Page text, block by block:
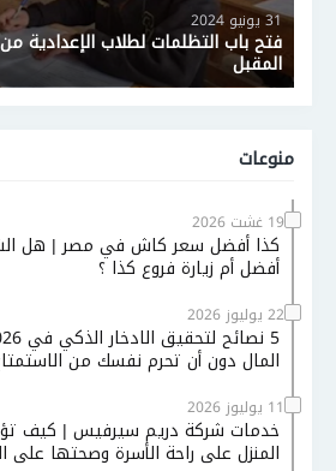
31 يونيو 2024
المقبل
منوعات
19 غشت 2026
كذا أفضل سعر كاش في مصر | هل
أفضل أم زيارة فروع كذا ؟
22 يوليوز 2026
المال دون أن تحرم نفسك من
11 يوليوز 2026
خدمات شركة دريم سيرفيس | كيف
المنزل على راحة الأسرة وصحتها على